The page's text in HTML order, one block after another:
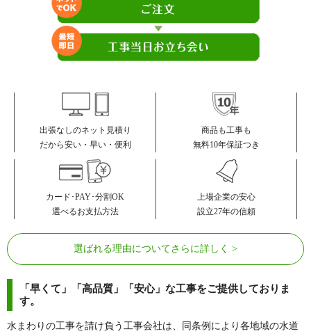
出張なしのネット見積り
だから安い・早い・便利
商品も工事も
無料10年保証つき
カード･PAY･分割OK
選べるお支払方法
上場企業の安心
設立27年の信頼
選ばれる理由についてさらに詳しく
「早くて」「高品質」「安心」な工事をご提供しておりま
す。
水まわりの工事を請け負う工事会社は、同条例により各地域の水道